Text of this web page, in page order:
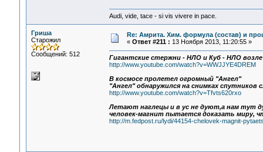
Audi, vide, tace - si vis vivere in pace.
Гриша
Старожил
Сообщений: 512
Re: Амрита. Хим. формула (состав) и
« Ответ #211 : 13 Ноября 2013, 11:20:55 »
Гигантские стержни - НЛО и Куб - НЛО возле
http://www.youtube.com/watch?v=WWJJYE4DREM
В космосе пролетел огромный "Ангел"
"Ангел" обнаружился на снимках спутников
http://www.youtube.com/watch?v=Tfvts620rxo
Летают наглецы и в ус не дуют,а нам тут
человек-магнит пытается доказать миру,
http://m.fedpost.ru/lydi/44154-chelovek-magnit-